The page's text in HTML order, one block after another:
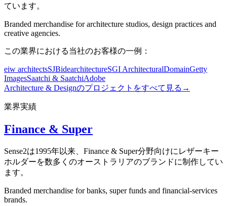
ています。
Branded merchandise for architecture studios, design practices and
creative agencies.
この業界における当社のお客様の一例：
eiw architectsSJBidearchitectureSGI ArchitecturalDomainGetty
ImagesSaatchi & SaatchiAdobe
Architecture & Designのプロジェクトをすべて見る →
業界実績
Finance & Super
Sense2は1995年以来、Finance & Super分野向けにレザーキー
ホルダーを数多くのオーストラリアのブランドに制作してい
ます。
Branded merchandise for banks, super funds and financial-services
brands.